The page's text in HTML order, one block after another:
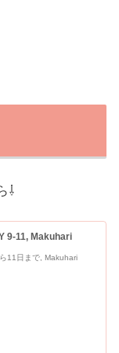
⇩
9-11, Makuhari
11日まで, Makuhari